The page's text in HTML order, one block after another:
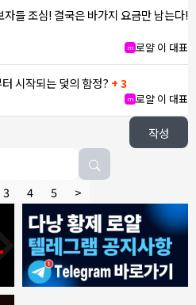
들 조심! 결국은 바가지 요금만 남는다!
m 로얄 이 대표
시작되는 덫의 함정? + 3
m 로얄 이 대표
작성
3 4 5 >